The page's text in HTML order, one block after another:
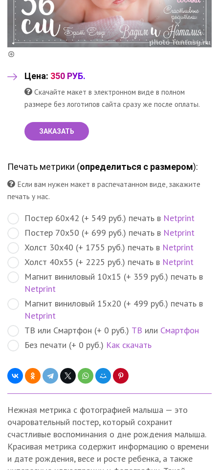
Цена: 350 РУБ.
Скачайте макет в электронном виде в полном
размере без логотипов сайта сразу же после оплаты.
ЗАКАЗАТЬ
Печать метрики (определиться с размером):
Если вам нужен макет в распечатанном виде, закажите
печать у нас.
Постер 60х42 (+ 549 руб.) печать в Netprint
Постер 70х50 (+ 699 руб.) печать в Netprint
Холст 30х40 (+ 1755 руб.) печать в Netprint
Холст 40х55 (+ 2225 руб.) печать в Netprint
Магнит виниловый 10х15 (+ 359 руб.) печать в
Netprint
Магнит виниловый 15х20 (+ 499 руб.) печать в
Netprint
ТВ или Смартфон (+ 0 руб.) ТВ или Смартфон
Без печати (+ 0 руб.) Как скачать
Нежная метрика с фотографией малыша — это
очаровательный постер, который сохранит
счастливые воспоминания о дне рождения малыша.
Красивая метрика содержит информацию о времени
и дате рождения, весе и росте ребенка, а также